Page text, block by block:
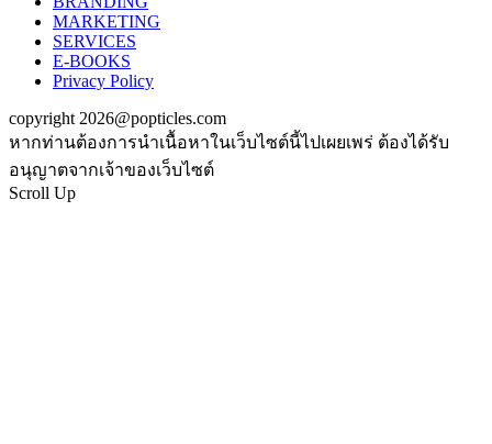
MARKETING
SERVICES
E-BOOKS
Privacy Policy
copyright 2026@popticles.com
หากท่านต้องการนำเนื้อหาในเว็บไซต์นี้ไปเผยเพร่ ต้องได้รับ
อนุญาตจากเจ้าของเว็บไซต์
Scroll Up